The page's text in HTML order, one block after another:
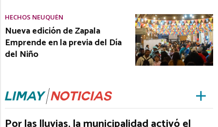
HECHOS NEUQUÉN
Nueva edición de Zapala
Emprende en la previa del Día
del Niño